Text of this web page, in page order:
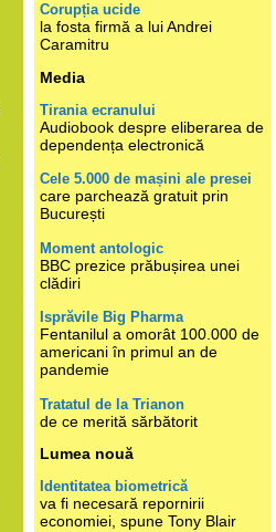
Corupția ucide
la fosta firmă a lui Andrei
Caramitru
Media
Tirania ecranului
Audiobook despre eliberarea de
dependența electronică
Cele 5.000 de mașini ale presei
care parchează gratuit prin
București
Moment antologic
BBC prezice prăbușirea unei
clădiri
Isprăvile Big Pharma
Fentanilul a omorât 100.000 de
americani în primul an de
pandemie
Tratatul de la Trianon
de ce merită sărbătorit
Lumea nouă
Identitatea biometrică
va fi necesară repornirii
economiei, spune Tony Blair